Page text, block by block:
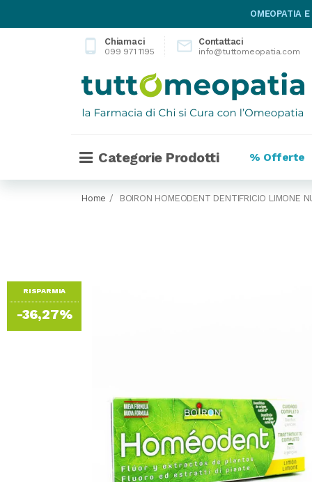
OMEOPATIA
phone_android Chiamaci
099 971 1195  Contattaci
info@tuttomeopatia.com
Categorie Prodotti % Offerte
Home BOIRON HOMEODENT DENTIFRICIO LIMONE
RISPARMIA
-36,27%